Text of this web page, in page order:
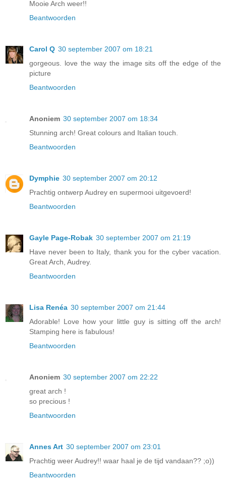
Mooie Arch weer!!
Beantwoorden
Carol Q 30 september 2007 om 18:21
gorgeous. love the way the image sits off the edge of the
picture
Beantwoorden
Anoniem 30 september 2007 om 18:34
Stunning arch! Great colours and Italian touch.
Beantwoorden
Dymphie 30 september 2007 om 20:12
Prachtig ontwerp Audrey en supermooi uitgevoerd!
Beantwoorden
Gayle Page-Robak 30 september 2007 om 21:19
Have never been to Italy, thank you for the cyber vacation.
Great Arch, Audrey.
Beantwoorden
Lisa Renéa 30 september 2007 om 21:44
Adorable! Love how your little guy is sitting off the arch!
Stamping here is fabulous!
Beantwoorden
Anoniem 30 september 2007 om 22:22
great arch !
so precious !
Beantwoorden
Annes Art 30 september 2007 om 23:01
Prachtig weer Audrey!! waar haal je de tijd vandaan?? ;o))
Beantwoorden